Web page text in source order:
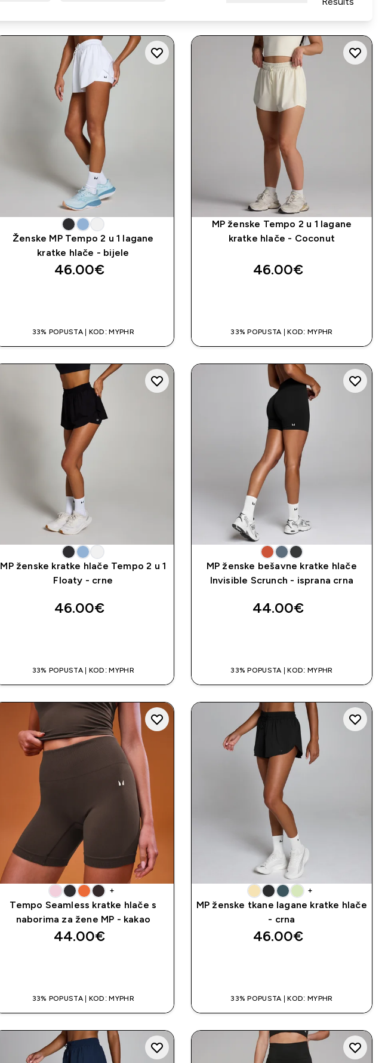
Ženske MP Tempo 2 u 1 lagane
kratke hlače - bijele
46.00€‎
33% POPUSTA | KOD: MYPHR
MP ženske Tempo 2 u 1 lagane
kratke hlače - Coconut
46.00€‎
33% POPUSTA | KOD: MYPHR
MP ženske kratke hlače Tempo 2 u 1
Floaty - crne
46.00€‎
33% POPUSTA | KOD: MYPHR
MP ženske bešavne kratke hlače
Invisible Scrunch - isprana crna
44.00€‎
33% POPUSTA | KOD: MYPHR
+
Tempo Seamless kratke hlače s
naborima za žene MP - kakao
44.00€‎
33% POPUSTA | KOD: MYPHR
+
MP ženske tkane lagane kratke hlače
- crna
46.00€‎
33% POPUSTA | KOD: MYPHR